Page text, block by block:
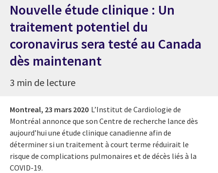
Nouvelle étude clinique : Un
traitement potentiel du
coronavirus sera testé au Canada
dès maintenant
3 min de lecture
Montreal, 23 mars 2020 L’Institut de Cardiologie de
Montréal annonce que son Centre de recherche lance dès
aujourd’hui une étude clinique canadienne afin de
déterminer si un traitement à court terme réduirait le
risque de complications pulmonaires et de décès liés à la
COVID-19.